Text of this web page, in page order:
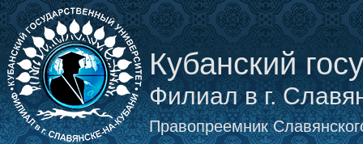
Кубанский
Филиал в г.
Правопреемник